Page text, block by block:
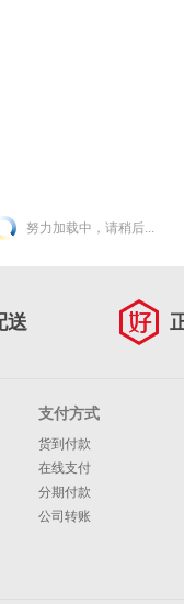
努力加载中，请稍后...
送
支付方式
货到付款
在线支付
分期付款
公司转账